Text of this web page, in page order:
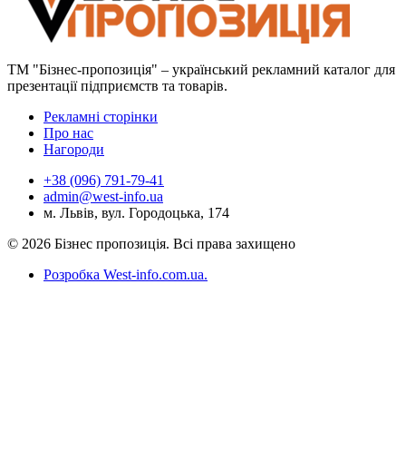
ТМ "Бізнес-пропозиція" – український рекламний каталог для
презентації підприємств та товарів.
Рекламні сторінки
Про нас
Нагороди
+38 (096) 791-79-41
admin@west-info.ua
м. Львів, вул. Городоцька, 174
© 2026 Бізнес пропозиція. Всі права захищено
Розробка West-info.com.ua.